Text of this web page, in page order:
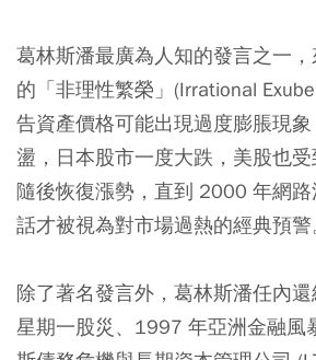
葛林斯潘最廣為人知的發言之一
的「非理性繁榮」(Irrational
告資產價格可能出現過度膨脹現
盪，日本股市一度大跌，美股也
隨後恢復漲勢，直到 2000 年網
話才被視為對市場過熱的經典預警
除了著名發言外，葛林斯潘任內
星期一股災、1997 年亞洲金融風